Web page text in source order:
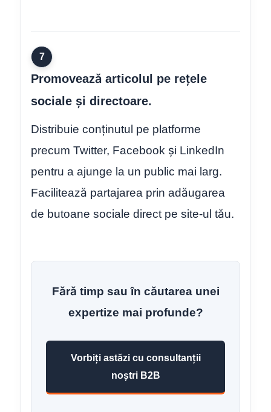
7
Promovează articolul pe rețele
sociale și directoare.
Distribuie conținutul pe platforme
precum Twitter, Facebook și LinkedIn
pentru a ajunge la un public mai larg.
Facilitează partajarea prin adăugarea
de butoane sociale direct pe site-ul tău.
Fără timp sau în căutarea unei
expertize mai profunde?
Vorbiți astăzi cu consultanții
noștri B2B